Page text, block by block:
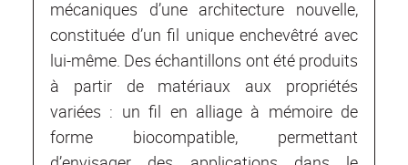
mécaniques d’une architecture nouvelle,
constituée d’un fil unique enchevêtré avec
lui-même. Des échantillons ont été produits
à partir de matériaux aux propriétés
variées : un fil en alliage à mémoire de
forme biocompatible, permettant